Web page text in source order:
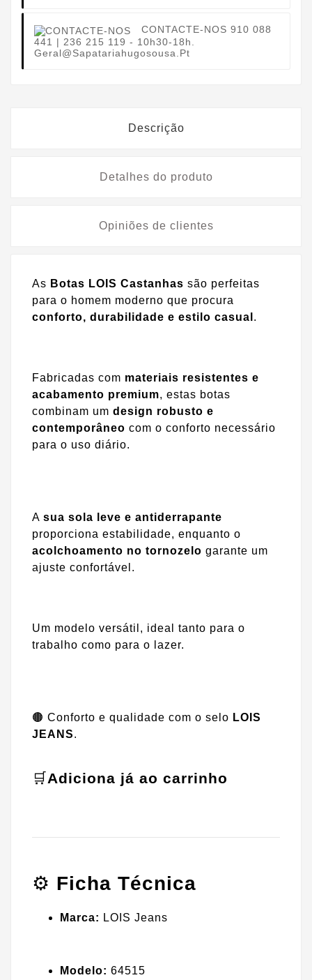
CONTACTE-NOS 910 088
441 | 236 215 119 - 10h30-18h.
Geral@sapatariahugosousa.pt
Descrição
Detalhes do produto
Opiniões de clientes
As Botas LOIS Castanhas são perfeitas
para o homem moderno que procura
conforto, durabilidade e estilo casual .
Fabricadas com materiais resistentes e
acabamento premium, estas botas
combinam um design robusto e
contemporâneo com o conforto necessário
para o uso diário.
A sua sola leve e antiderrapante
proporciona estabilidade, enquanto o
acolchoamento no tornozelo garante um
ajuste confortável.
Um modelo versátil, ideal tanto para o
trabalho como para o lazer.
🟤 Conforto e qualidade com o selo LOIS
JEANS.
🛒Adiciona já ao carrinho
⚙️ Ficha Técnica
Marca: LOIS Jeans
Modelo: 64515